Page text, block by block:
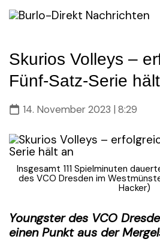
to
Skurios Volleys –
Fünf-Satz-Serie
14. November 2023 | 8:29
Insgesamt 111 Spielminuten
des VCO Dresden im
Hacker)
Youngster des VCO
einen Punkt aus der